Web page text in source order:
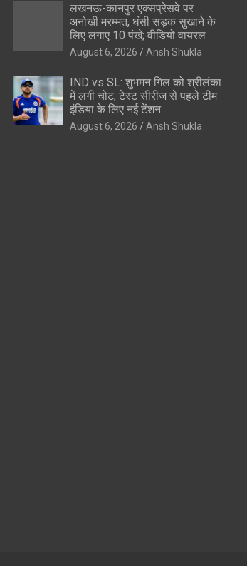
लखनऊ-कानपुर एक्सप्रेसवे पर
अनोखी मरम्मत, धंसी सड़क सुखाने के
लिए लगाए 10 पंखे; वीडियो वायरल
August 6, 2026 Ansh Shukla
IND vs SL: शुभमन गिल को श्रीलंका
में लगी चोट, टेस्ट सीरीज से पहले टीम
इंडिया के लिए नई टेंशन
August 6, 2026 Ansh Shukla